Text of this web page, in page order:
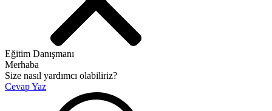
Eğitim Danışmanı
Merhaba
Size nasıl yardımcı olabiliriz?
Cevap Yaz